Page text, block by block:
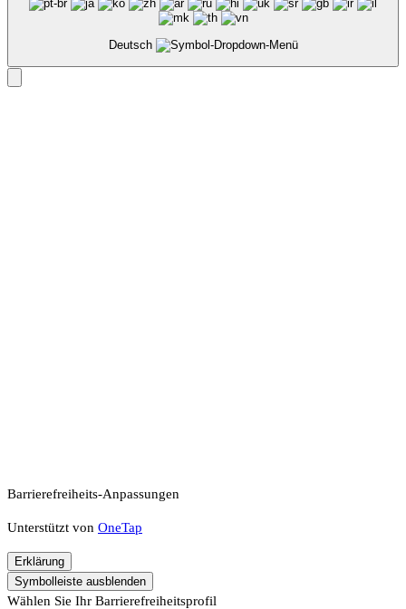
Deutsch
Barrierefreiheits-Anpassungen
Unterstützt von OneTap
Erklärung
Symbolleiste ausblenden
Wählen Sie Ihr Barrierefreiheitsprofil